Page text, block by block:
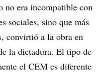
no era incompatible con
sociales, sino que más
convirtió a la obra en
la dictadura. El tipo de
el CEM es diferente